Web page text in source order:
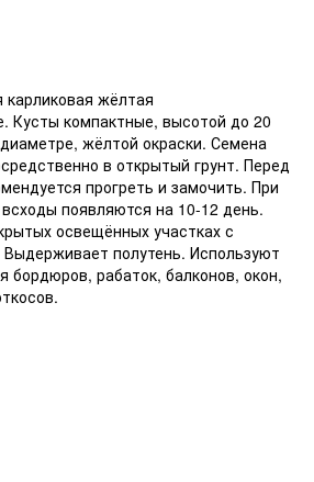
жёлтая
Кусты компактные, высотой до 20
жёлтой окраски. Семена
в открытый грунт. Перед
прогреть и замочить. При
появляются на 10-12 день.
освещённых участках с
полутень. Используют
бордюров, рабаток, балконов, окон,